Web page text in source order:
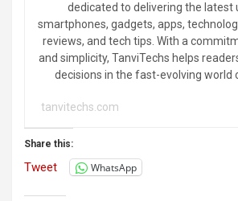
dedicated to delivering the latest
smartphones, gadgets, apps,
reviews, and tech tips. With a
and simplicity, TanviTechs helps
decisions in the fast-evolving world
tanvitechs.com
Share this:
Tweet WhatsApp